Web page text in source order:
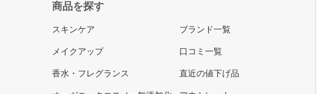
商品を探す
スキンケア
メイクアップ
香水・フレグランス
ブランド一覧
口コミ一覧
直近の値下げ品